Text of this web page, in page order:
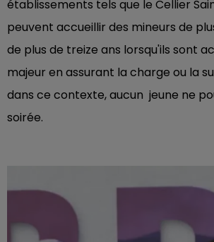
établissements tels que le Cellier
peuvent accueillir des mineurs de
de plus de treize ans lorsqu'ils sont
majeur en assurant la charge ou la
dans ce contexte, aucun jeune ne
soirée.